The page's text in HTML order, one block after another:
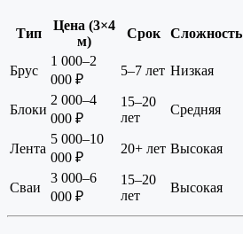
Тип
Цена (3×4
м)
Срок Сложность
Брус
1 000–2
000 ₽
5–7 лет Низкая
Блоки
2 000–4
000 ₽
15–20
лет
Средняя
Лента
5 000–10
000 ₽
20+ лет Высокая
Сваи
3 000–6
000 ₽
15–20
лет
Высокая